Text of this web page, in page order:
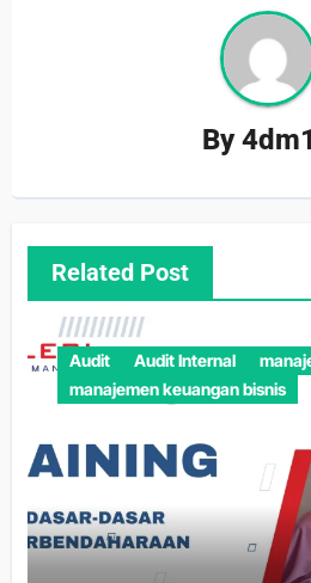
By
Related Post
Audit Audit Internal
manajemen keuangan bisnis